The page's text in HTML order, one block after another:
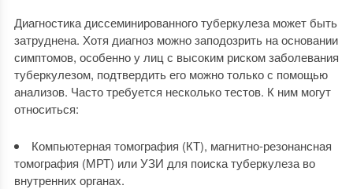
Диагностика диссеминированного туберкулеза может быть
затруднена. Хотя диагноз можно заподозрить на основании
симптомов, особенно у лиц с высоким риском заболевания
туберкулезом, подтвердить его можно только с помощью
анализов. Часто требуется несколько тестов. К ним могут
относиться:
Компьютерная томография (КТ), магнитно-резонансная
томография (МРТ) или УЗИ для поиска туберкулеза во
внутренних органах.